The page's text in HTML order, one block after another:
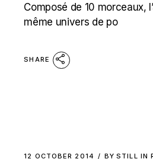
Composé de 10 morceaux,
même univers de po
SHARE
12 OCTOBER 2014 BY STILL IN